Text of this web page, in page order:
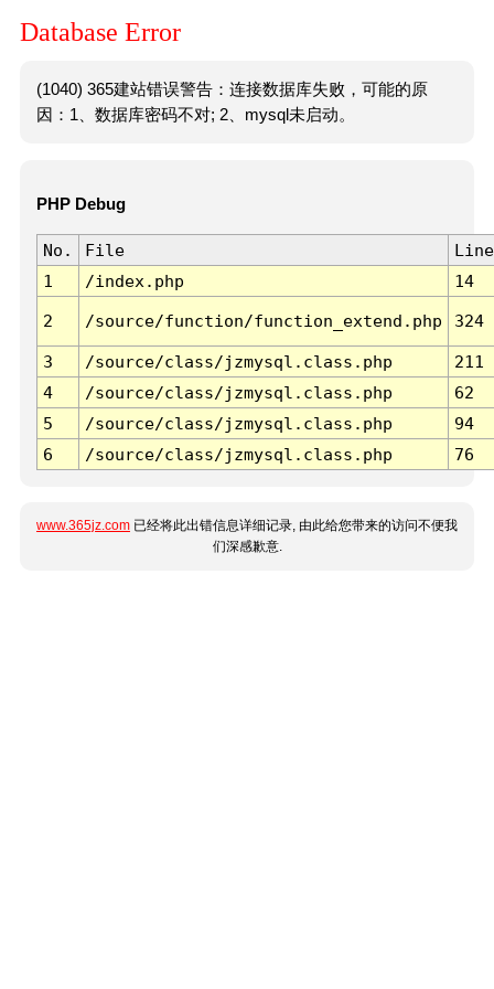
Database Error
(1040) 365建站错误警告：连接数据库失败，可能的原
因：1、数据库密码不对; 2、mysql未启动。
PHP Debug
No. File
Line
1
/index.php 14
2 /source/function/function_extend.php 324
3 /source/class/jzmysql.class.php
211
4
/source/class/jzmysql.class.php
62
5
/source/class/jzmysql.class.php
94
6
/source/class/jzmysql.class.php 76
www.365jz.com 已经将此出错信息详细记录, 由此给您带来的访问不便我
们深感歉意.